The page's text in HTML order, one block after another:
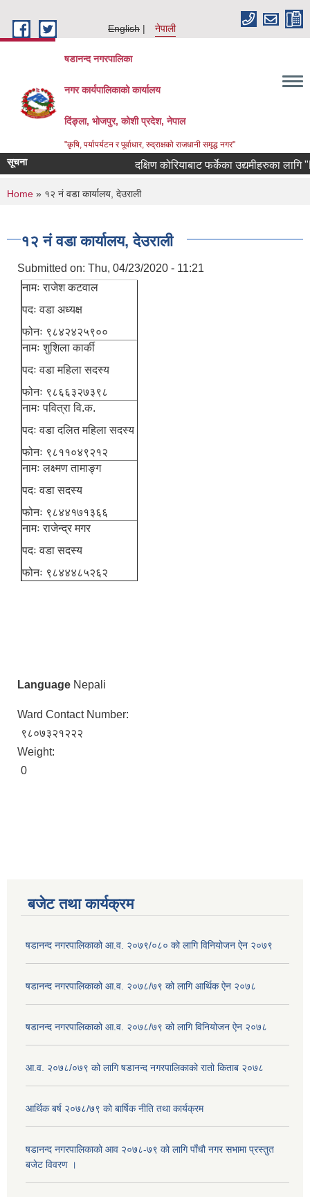
English
नेपाली
षडानन्द नगरपालिका
नगर कार्यपालिकाको कार्यालय
दिंङ्ला, भोजपुर, कोशी प्रदेश, नेपाल
"कृषि, पर्यापर्यटन र पूर्वाधार, रुद्राक्षको राजधानी समृद्ध नगर"
सूचना दक्षिण कोरियाबाट फर्केका उद्यमीहरुका लागि
You are here
Home » १२ नं वडा कार्यालय, देउराली
१२ नं वडा कार्यालय, देउराली
Submitted on: Thu, 04/23/2020 - 11:21
नामः राजेश कटवाल
पदः वडा अध्यक्ष
फोनः ९८४२४२५९००
नामः शुशिला कार्की
पदः वडा महिला सदस्य
फोनः ९८६६३२७३९८
नामः पवित्रा वि.क.
पदः वडा दलित महिला सदस्य
फोनः ९८११०४९२१२
नामः लक्ष्मण तामाङ्ग
पदः वडा सदस्य
फोनः ९८४४१७१३६६
नामः राजेन्द्र मगर
पदः वडा सदस्य
फोनः ९८४४४८५२६२
Language Nepali
Ward Contact Number:
९८०७३२१२२२
Weight:
0
बजेट तथा कार्यक्रम
षडानन्द नगरपालिकाको आ.व. २०७९/०८० को लागि विनियोजन ऐन २०७९
षडानन्द नगरपालिकाको आ.व. २०७८/७९ को लागि आर्थिक ऐन २०७८
षडानन्द नगरपालिकाको आ.व. २०७८/७९ को लागि विनियोजन ऐन २०७८
आ.व. २०७८/०७९ को लागि षडानन्द नगरपालिकाको रातो किताब २०७८
आर्थिक बर्ष २०७८/७९ को बार्षिक नीति तथा कार्यक्रम
षडानन्द नगरपालिकाको आव २०७८-७९ को लागि पाँचौ नगर सभामा प्रस्तुत
बजेट विवरण ।